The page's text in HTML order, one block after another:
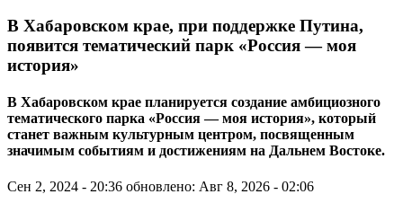
В Хабаровском крае, при поддержке Путина,
появится тематический парк «Россия — моя
история»
В Хабаровском крае планируется создание амбициозного
тематического парка «Россия — моя история», который
станет важным культурным центром, посвященным
значимым событиям и достижениям на Дальнем Востоке.
Сен 2, 2024 - 20:36 обновлено: Авг 8, 2026 - 02:06